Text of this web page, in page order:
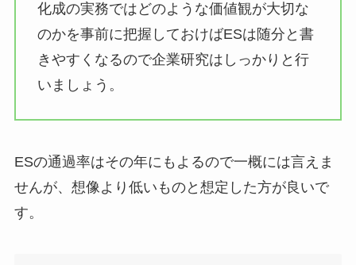
化成の実務ではどのような価値観が大切な
のかを事前に把握しておけばESは随分と書
きやすくなるので企業研究はしっかりと行
いましょう。
ESの通過率はその年にもよるので一概には言えま
せんが、想像より低いものと想定した方が良いで
す。